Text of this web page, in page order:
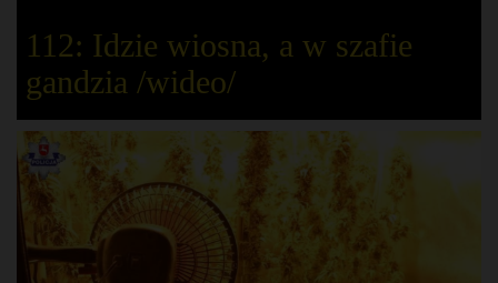
112: Idzie wiosna, a w szafie
gandzia /wideo/